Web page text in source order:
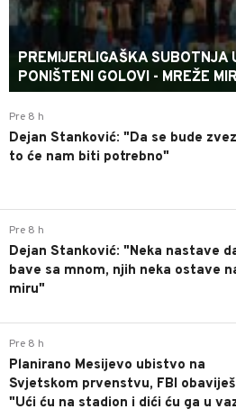
PREMIJERLIGAŠKA SUBOTNJA
PONIŠTENI GOLOVI - MREŽE
Pre 8 h
Dejan Stanković: "Da se bude
to će nam biti potrebno"
Pre 8 h
Dejan Stanković: "Neka nastave
bave sa mnom, njih neka ostave
miru"
Pre 8 h
Planirano Mesijevo ubistvo na
Svjetskom prvenstvu, FBI
"Ući ću na stadion i dići ću ga u